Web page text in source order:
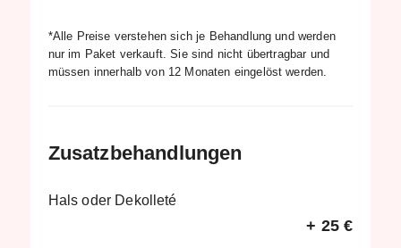
*Alle Preise verstehen sich je Behandlung und werden
nur im Paket verkauft. Sie sind nicht übertragbar und
müssen innerhalb von 12 Monaten eingelöst werden.
Zusatzbehandlungen
Hals oder Dekolleté
+ 25 €